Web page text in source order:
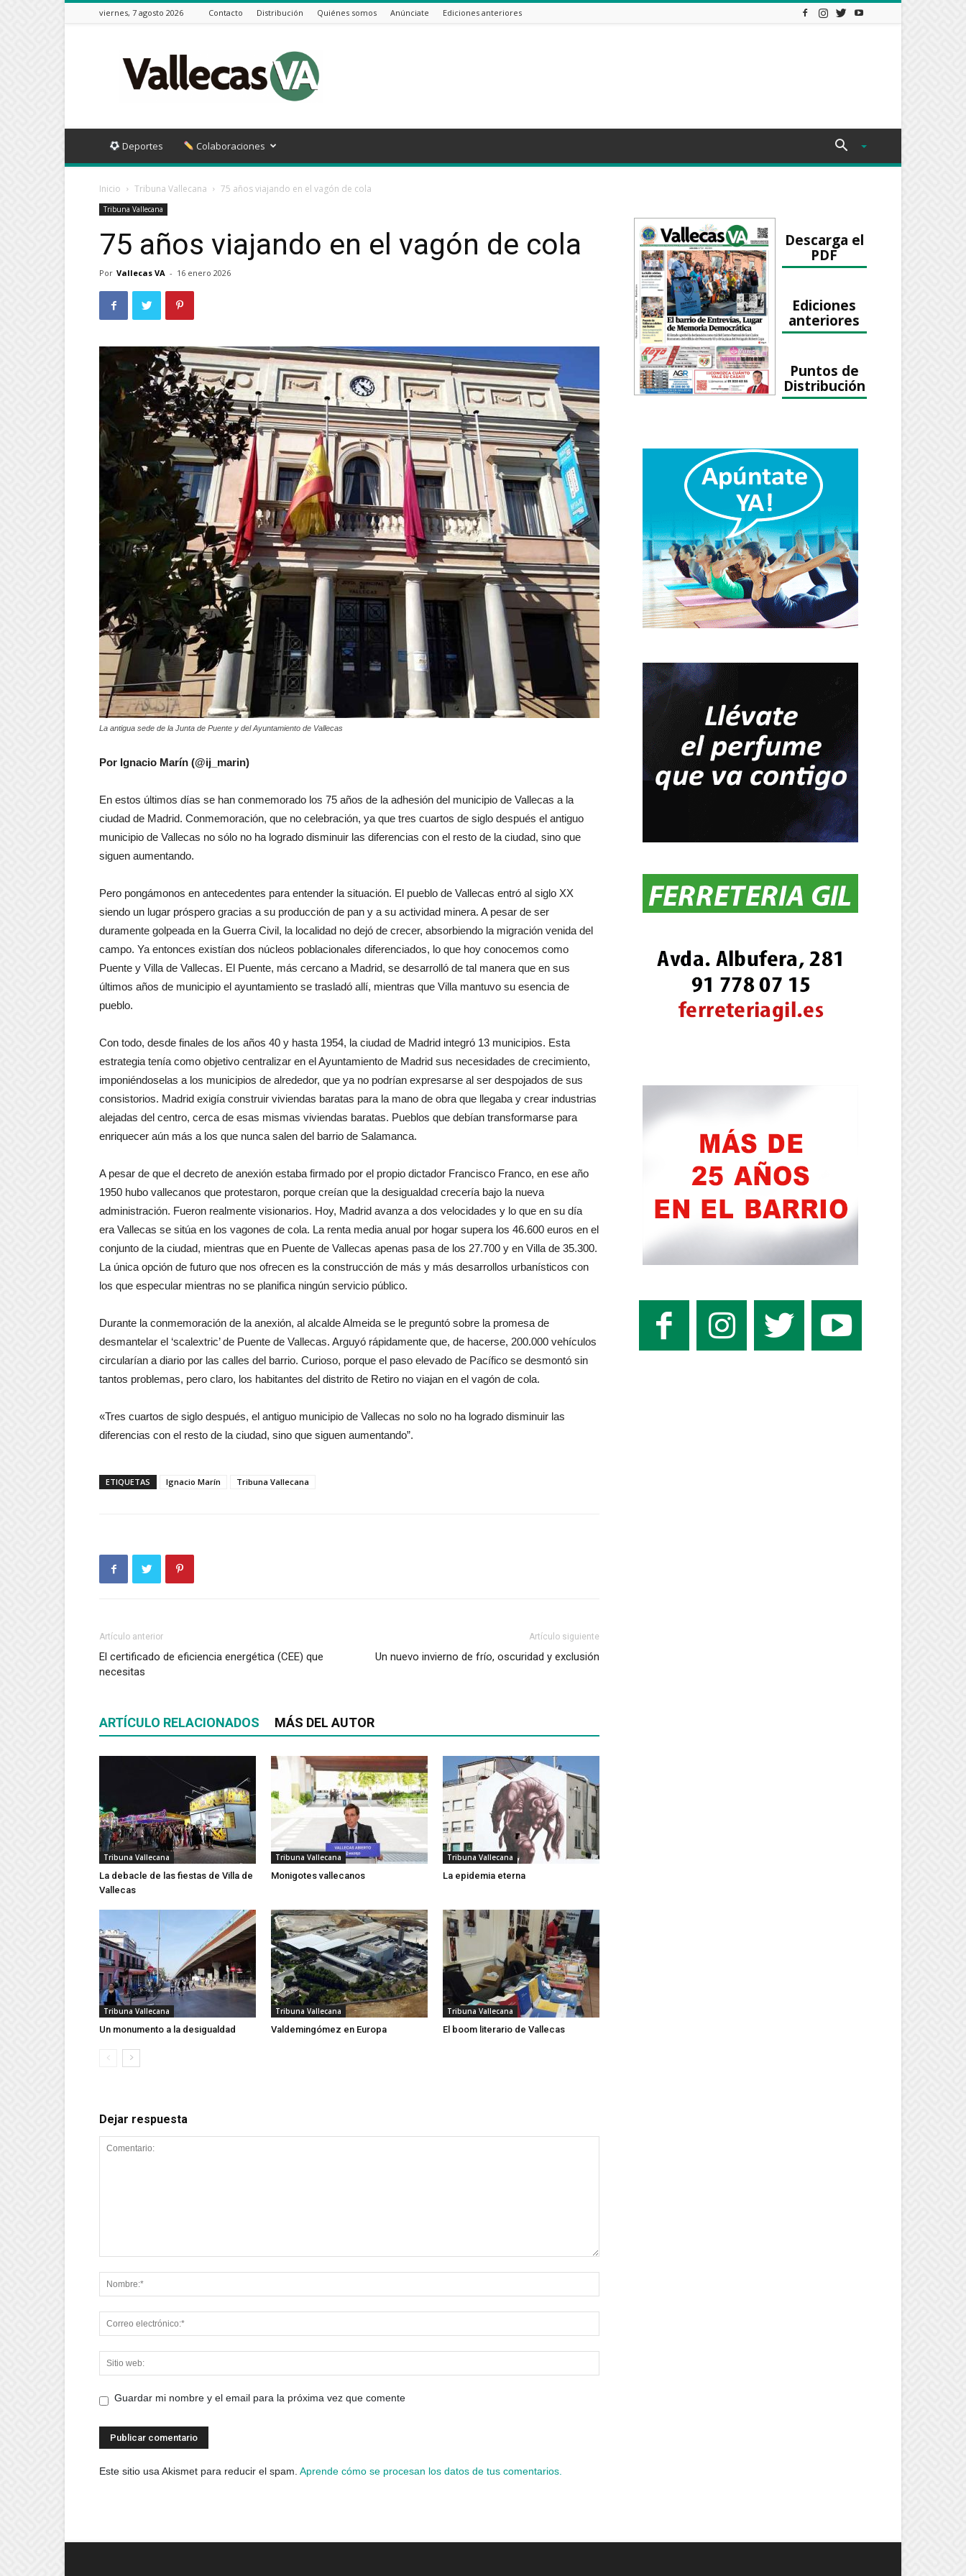
viernes, 7 agosto 2026 Contacto Distribución Quiénes somos Anúnciate Ediciones anteriores
VA
Deportes Colaboraciones
Inicio Tribuna Vallecana 75 años viajando en el vagón de cola
Tribuna Vallecana
75 años viajando en el vagón de cola
Por Vallecas VA - 16 enero 2026
La antigua sede de la Junta de Puente y del Ayuntamiento de Vallecas
Por Ignacio Marín (@ij_marin)
En estos últimos días se han conmemorado los 75 años de la adhesión del municipio de Vallecas a la
ciudad de Madrid. Conmemoración, que no celebración, ya que tres cuartos de siglo después el antiguo
municipio de Vallecas no sólo no ha logrado disminuir las diferencias con el resto de la ciudad, sino que
siguen aumentando.
Pero pongámonos en antecedentes para entender la situación. El pueblo de Vallecas entró al siglo XX
siendo un lugar próspero gracias a su producción de pan y a su actividad minera. A pesar de ser
duramente golpeada en la Guerra Civil, la localidad no dejó de crecer, absorbiendo la migración venida del
campo. Ya entonces existían dos núcleos poblacionales diferenciados, lo que hoy conocemos como
Puente y Villa de Vallecas. El Puente, más cercano a Madrid, se desarrolló de tal manera que en sus
últimos años de municipio el ayuntamiento se trasladó allí, mientras que Villa mantuvo su esencia de
pueblo.
Con todo, desde finales de los años 40 y hasta 1954, la ciudad de Madrid integró 13 municipios. Esta
estrategia tenía como objetivo centralizar en el Ayuntamiento de Madrid sus necesidades de crecimiento,
imponiéndoselas a los municipios de alrededor, que ya no podrían expresarse al ser despojados de sus
consistorios. Madrid exigía construir viviendas baratas para la mano de obra que llegaba y crear industrias
alejadas del centro, cerca de esas mismas viviendas baratas. Pueblos que debían transformarse para
enriquecer aún más a los que nunca salen del barrio de Salamanca.
A pesar de que el decreto de anexión estaba firmado por el propio dictador Francisco Franco, en ese año
1950 hubo vallecanos que protestaron, porque creían que la desigualdad crecería bajo la nueva
administración. Fueron realmente visionarios. Hoy, Madrid avanza a dos velocidades y lo que en su día
era Vallecas se sitúa en los vagones de cola. La renta media anual por hogar supera los 46.600 euros en el
conjunto de la ciudad, mientras que en Puente de Vallecas apenas pasa de los 27.700 y en Villa de 35.300.
La única opción de futuro que nos ofrecen es la construcción de más y más desarrollos urbanísticos con
los que especular mientras no se planifica ningún servicio público.
Durante la conmemoración de la anexión, al alcalde Almeida se le preguntó sobre la promesa de
desmantelar el ‘scalextric’ de Puente de Vallecas. Arguyó rápidamente que, de hacerse, 200.000 vehículos
circularían a diario por las calles del barrio. Curioso, porque el paso elevado de Pacífico se desmontó sin
tantos problemas, pero claro, los habitantes del distrito de Retiro no viajan en el vagón de cola.
«Tres cuartos de siglo después, el antiguo municipio de Vallecas no solo no ha logrado disminuir las
diferencias con el resto de la ciudad, sino que siguen aumentando”.
ETIQUETAS Ignacio Marín Tribuna Vallecana
Artículo anterior
El certificado de eficiencia energética (CEE) que
necesitas
Artículo siguiente
Un nuevo invierno de frío, oscuridad y exclusión
ARTÍCULO RELACIONADOS MÁS DEL AUTOR
Tribuna Vallecana
La debacle de las fiestas de Villa de
Vallecas
Tribuna Vallecana
Monigotes vallecanos
Tribuna Vallecana
La epidemia eterna
Tribuna Vallecana
Un monumento a la desigualdad
Tribuna Vallecana
Valdemingómez en Europa
Tribuna Vallecana
El boom literario de Vallecas
Dejar respuesta
Guardar mi nombre y el email para la próxima vez que comente
Este sitio usa Akismet para reducir el spam. Aprende cómo se procesan los datos de tus comentarios.
Descarga el
PDF
Ediciones
anteriores
Puntos de
Distribución